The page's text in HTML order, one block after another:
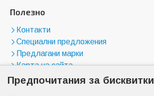
Полезно
Контакти
Специални предложения
Предлагани марки
Карта на сайта
Магазини
Предпочитания за бисквитки